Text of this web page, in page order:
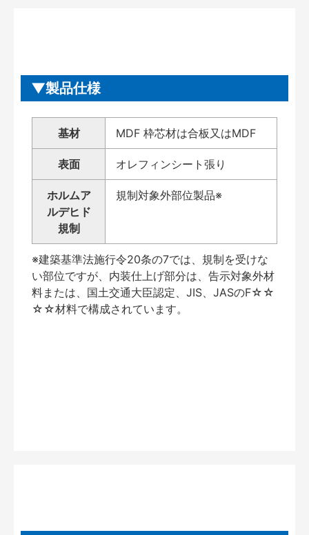
製品仕様
基材 MDF 枠芯材は合板又はMDF
表面 オレフィンシート張り
ホルムア
ルデヒド
規制
規制対象外部位製品※
※建築基準法施行令20条の7では、規制を受けな
い部位ですが、内装仕上げ部分は、告示対象外材
料または、国土交通大臣認定、JIS、JASのF☆☆
☆☆材料で構成されています。